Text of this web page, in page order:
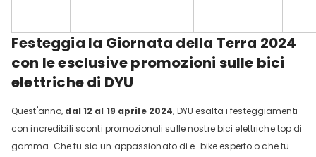
Festeggia la Giornata della Terra 2024
con le esclusive promozioni sulle bici
elettriche di DYU
Quest'anno, dal 12 al 19 aprile 2024, DYU esalta i festeggiamenti
con incredibili sconti promozionali sulle nostre bici elettriche top di
gamma. Che tu sia un appassionato di e-bike esperto o che tu